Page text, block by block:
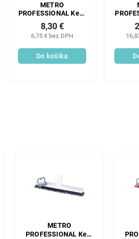
METRO
PROFESSIONAL Kefa
veľká biela 1 ks
6,75 € bez DPH
8,30 €
Do košíka
na
METRO
PROFESSIONAL Kefa